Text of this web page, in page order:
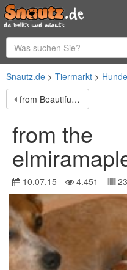
Snautz.de Tiermarkt Hunde
from Beautiful Mind
from the
10.07.15 4.451